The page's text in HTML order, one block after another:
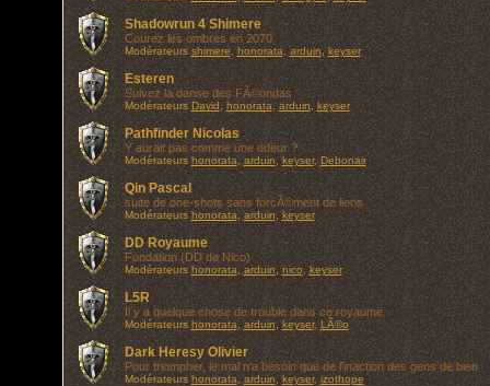
Shadowrun 4 Shimere
Courez les ombres en 2070
Modérateurs shimere,honorata, arduin,keyser
Esteren
Suivez la danse des FÃ©ondas
Modérateurs David honorata arduin keyser
Pathfinder Nicolas
Y aurait pas comme une odeur ?
Modérateurs honorata ,arduin ,keyser,Debonair
Qin Pascal
suite de one-shots sans forcÃ©ment de liens
Modérateurs honorata ,arduin ,keyser
DD Royaume
Fondation (DD de Nico)
Modérateurs honorata ,arduin ,nico ,keyser
L5R
Il y a quelque chose de trouble dans ce royaume
Modérateurs honorata ,arduin ,keyser,LÃ©o
Dark Heresy Olivier
Pour triompher, le mal n'a besoin que de l'inaction des gens de bien
Modérateurs honorata ,arduin ,keyser,izothope